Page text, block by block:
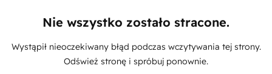
Nie wszystko zostało stracone.
Wystąpił nieoczekiwany błąd podczas wczytywania tej strony.
Odśwież stronę i spróbuj ponownie.